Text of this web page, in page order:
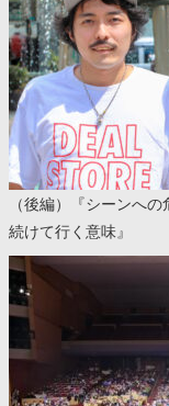
（後編）『シーンへ
続けて行く意味』